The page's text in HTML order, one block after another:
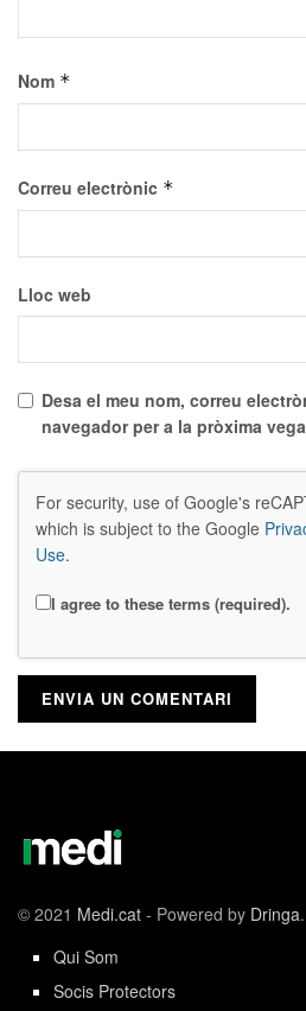
Nom *
Correu electrònic *
Lloc web
Desa el meu nom, correu
navegador per a la pròxima
For security, use of Google's
which is subject to the Google
Use.
I agree to these terms (required).
© 2021 Medi.cat - Powered by Dringa.
Qui Som
Socis Protectors